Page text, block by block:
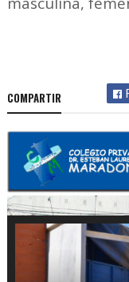
COMPARTIR